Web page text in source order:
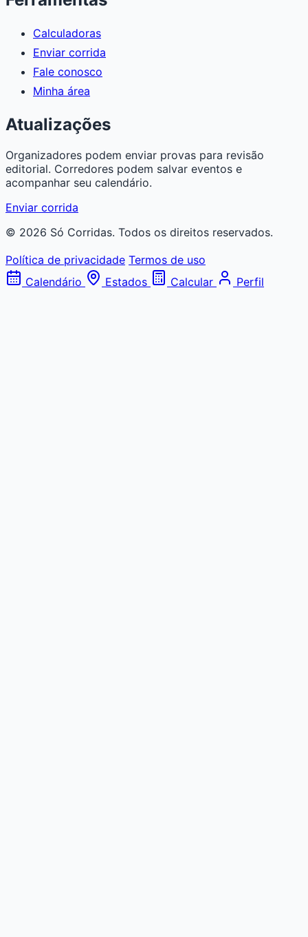
Calculadoras
Enviar corrida
Fale conosco
Minha área
Atualizações
Organizadores podem enviar provas para revisão
editorial. Corredores podem salvar eventos e
acompanhar seu calendário.
Enviar corrida
© 2026 Só Corridas. Todos os direitos reservados.
Política de privacidade Termos de uso
Calendário
Estados Calcular Perfil